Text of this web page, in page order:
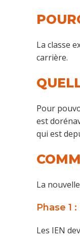
La classe
carrière.
Pour
est
qui est
La
Phase 1
Les IEN